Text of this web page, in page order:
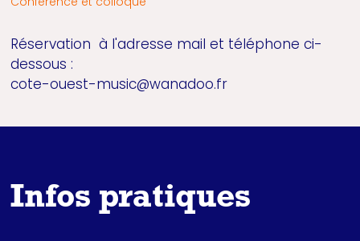
Réservation à l'adresse mail et téléphone ci-
dessous :
cote-ouest-music@wanadoo.fr
Infos pratiques